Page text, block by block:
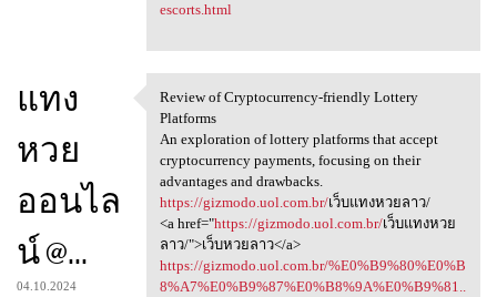
escorts.html
แทง
หวย
ออนไล
น์ @...
04.10.2024
Review of Cryptocurrency
Review of Cryptocurrency-friendly Lottery
Platforms
An exploration of lottery platforms that accept
cryptocurrency payments, focusing on their
advantages and drawbacks.
https://gizmodo.uol.com.br/เว็บแทงหวยลาว/
<a href="https://gizmodo.uol.com.br/เว็บแทงหวย
ลาว/">เว็บหวยลาว</a>
https://gizmodo.uol.com.br/%E0%B9%80%E0%B
8%A7%E0%B9%87%E0%B8%9A%E0%B9%81..